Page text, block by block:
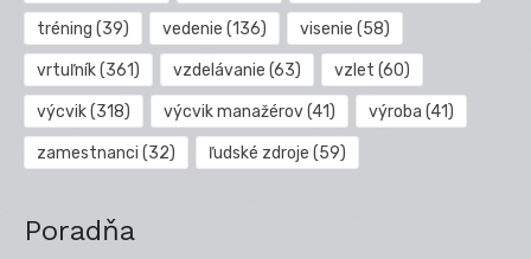
tréning (39) vedenie (136) visenie (58)
vrtuľník(361) vzdelávanie (63) vzlet (60)
výcvik(318) výcvik manažérov(41) výroba (41)
zamestnanci (32) ľudské zdroje (59)
Poradňa